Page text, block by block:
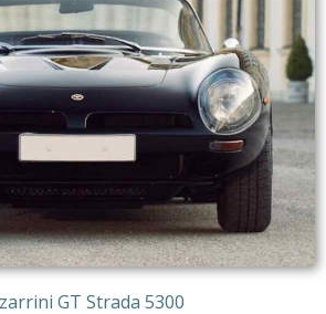
GT Strada 5300